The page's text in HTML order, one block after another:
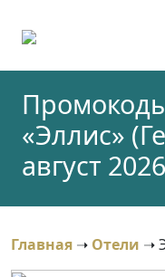
«Эллис»
август 2026
Главная ➝ Отели ➝